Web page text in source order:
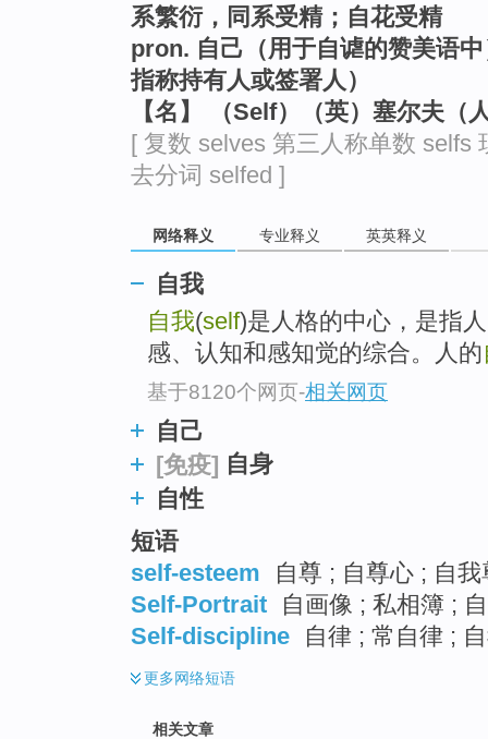
系繁衍，同系受精；自花受精
pron. 自己（用于自谑的赞美语
指称持有人或签署人）
【名】 （Self）（英）塞尔夫（
[ 复数 selves 第三人称单数 selfs
去分词 selfed ]
网络释义 专业释义 英英释义
自我
自我(self)是人格的中心，是指
感、认知和感知觉的综合。人的
基于8120个网页-相关网页
自己
[免疫] 自身
自性
短语
self-esteem
自尊 ; 自尊心 ; 自
Self-Portrait
自画像 ; 私相簿 ;
Self-discipline
自律 ; 常自律 ;
更多网络短语
相关文章